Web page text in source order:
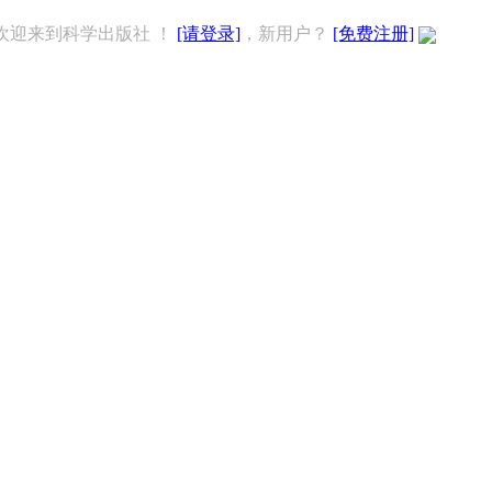
迎来到科学出版社 ！ [请登录] ，新用户？ [免费注册]